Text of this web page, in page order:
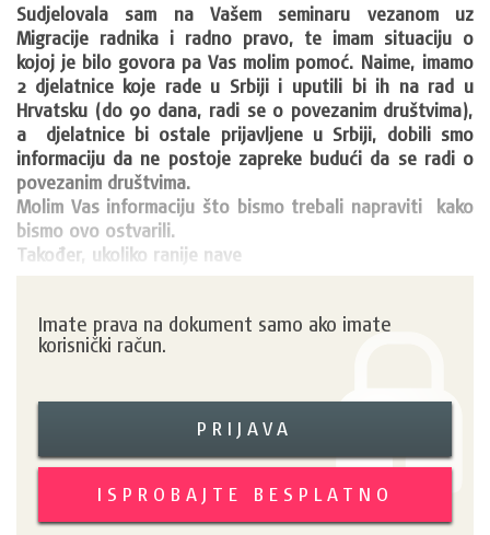
Sudjelovala sam na Vašem seminaru vezanom uz
Migracije radnika i radno pravo, te imam situaciju o
kojoj je bilo govora pa Vas molim pomoć. Naime, imamo
2 djelatnice koje rade u Srbiji i uputili bi ih na rad u
Hrvatsku (do 90 dana, radi se o povezanim društvima),
a  djelatnice bi ostale prijavljene u Srbiji, dobili smo
informaciju da ne postoje zapreke budući da se radi o
povezanim društvima.
Molim Vas informaciju što bismo trebali napraviti  kako
bismo ovo ostvarili.
Također, ukoliko ranije nave
Imate prava na dokument samo ako imate
korisnički račun.
PRIJAVA
ISPROBAJTE BESPLATNO